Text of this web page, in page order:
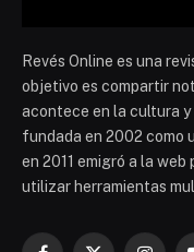
Revés Online es una
objetivo es compartir
acontece en la cultura y
fundada en 2002 como
en 2011 emigró a la
utilizar herramientas